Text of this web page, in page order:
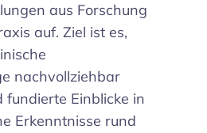
aus Forschung
auf. Ziel ist es,
nachvollziehbar
fundierte Einblicke in
Erkenntnisse rund